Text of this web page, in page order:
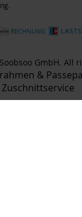
.
GmbH. All
&
Zuschnittservice